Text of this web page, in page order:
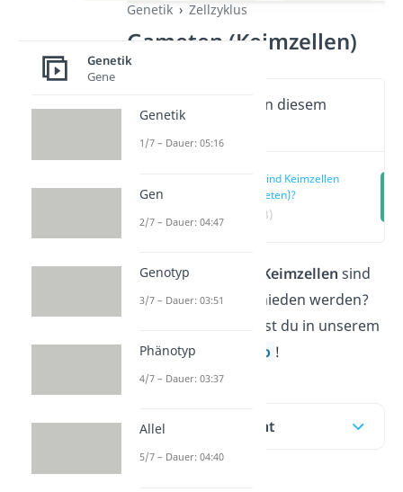
Genetik
Zellzyklus
Gameten (Keimzellen)
Wichtige Inhalte in diesem
Video
Was sind Keimzellen
(Gameten)?
(00:13)
Du fragst dich, was Keimzellen sind
und wie sie unterschieden werden?
Die Antworten findest du in unserem
Beitragund im Video !
Inhaltsübersicht
Genetik
Gene
Genetik
1/7 – Dauer: 05:16
Gen
2/7 – Dauer: 04:47
Genotyp
3/7 – Dauer: 03:51
Phänotyp
4/7 – Dauer: 03:37
Allel
5/7 – Dauer: 04:40